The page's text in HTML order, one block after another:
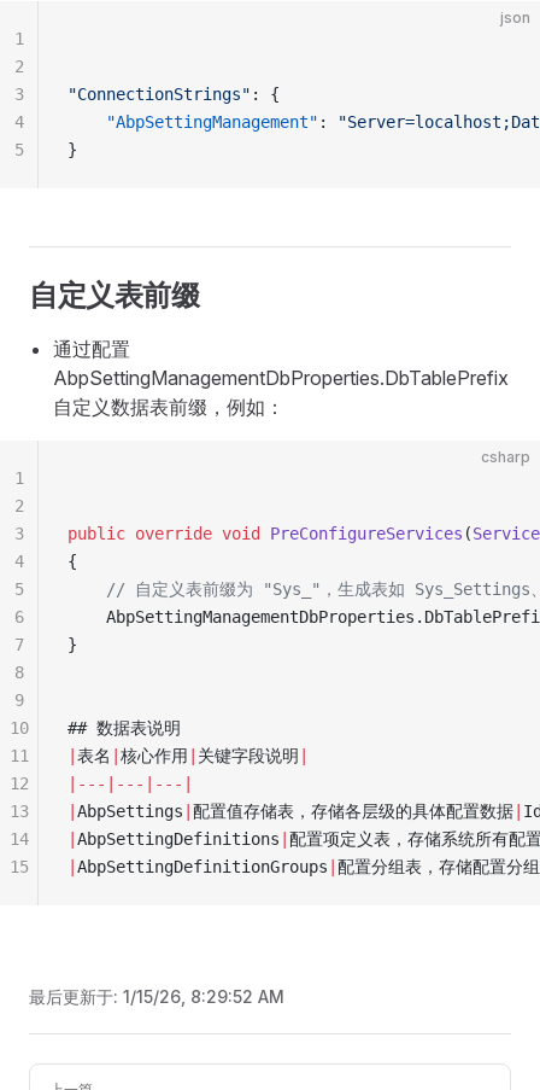
json
"ConnectionStrings" : {
    "AbpSettingManagement"
:
}
1
2
3
4
5
自定义表前缀
通过配置
AbpSettingManagementDbProperties.DbTablePrefix
自定义数据表前缀，例如：
csharp
public override void PreConfigureServices (
{
// 自定义表前缀为 "Sys_"，生成表如
}
## 数据表说明
表名 核心作用 关键字段说明
|---|---|---|
AbpSettings 配置值存储表，存储各层级的具体配置数据
AbpSettingDefinitions 配置项定义表，存储系统所有配
AbpSettingDefinitionGroups 配置分组表，存储配置分
1
2
3
4
5
6
7
8
9
10
11
12
13
14
15
最后更新于: 1/15/26, 8:29:52 AM
Pager